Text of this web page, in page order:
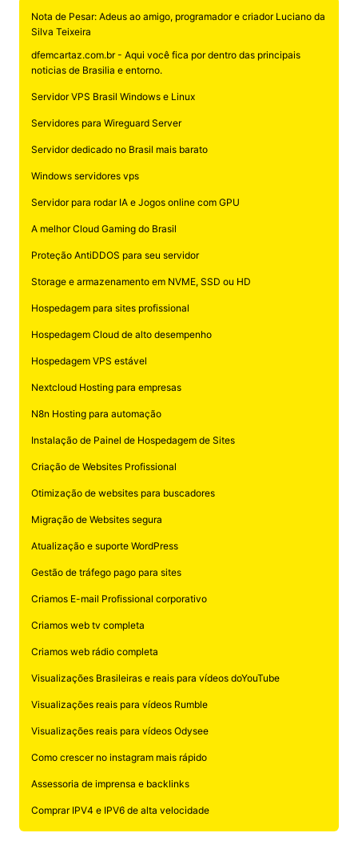
Nota de Pesar: Adeus ao amigo, programador e criador Luciano da
Silva Teixeira
dfemcartaz.com.br - Aqui você fica por dentro das principais
noticias de Brasilia e entorno.
Servidor VPS Brasil Windows e Linux
Servidores para Wireguard Server
Servidor dedicado no Brasil mais barato
Windows servidores vps
Servidor para rodar IA e Jogos online com GPU
A melhor Cloud Gaming do Brasil
Proteção AntiDDOS para seu servidor
Storage e armazenamento em NVME, SSD ou HD
Hospedagem para sites profissional
Hospedagem Cloud de alto desempenho
Hospedagem VPS estável
Nextcloud Hosting para empresas
N8n Hosting para automação
Instalação de Painel de Hospedagem de Sites
Criação de Websites Profissional
Otimização de websites para buscadores
Migração de Websites segura
Atualização e suporte WordPress
Gestão de tráfego pago para sites
Criamos E-mail Profissional corporativo
Criamos web tv completa
Criamos web rádio completa
Visualizações Brasileiras e reais para vídeos doYouTube
Visualizações reais para vídeos Rumble
Visualizações reais para vídeos Odysee
Como crescer no instagram mais rápido
Assessoria de imprensa e backlinks
Comprar IPV4 e IPV6 de alta velocidade